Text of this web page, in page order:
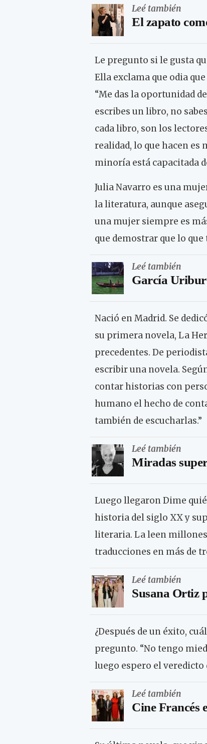
Leé también
El zapato
Le pregunto si le gusta
Ella exclama que odia
“Me das la oportunidad
escribes un libro, no
cada libro, son los
realidad, lo que hacen es
minoría está capacitada
Julia Navarro es una
la literatura, aunque
una mujer siempre es
que demostrar que lo
Leé también
García
Nació en Madrid. Se
su primera novela, La
precedentes. De
escribir una novela.
contar historias con
humano el hecho de
también de escucharlas.”
Leé también
Miradas
Luego llegaron Dime
historia del siglo XX y
literaria. La leen
traducciones en más de
Leé también
Susana Ortiz
¿Después de un éxito,
pregunto. “No tengo
luego espero el veredicto
Leé también
Cine Francés